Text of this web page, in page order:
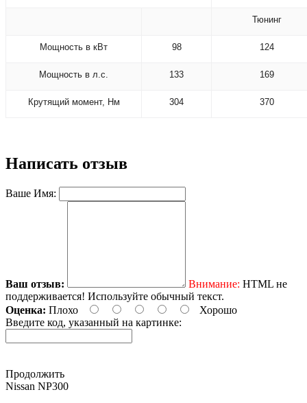
Тюнинг
Мощность в кВт 98 124
Мощность в л.с. 133 169
Крутящий момент, Нм 304 370
Написать отзыв
Ваше Имя:
Ваш отзыв: Внимание: HTML не
поддерживается! Используйте обычный текст.
Оценка: Плохо
Хорошо
Введите код, указанный на картинке:
Продолжить
Nissan NP300